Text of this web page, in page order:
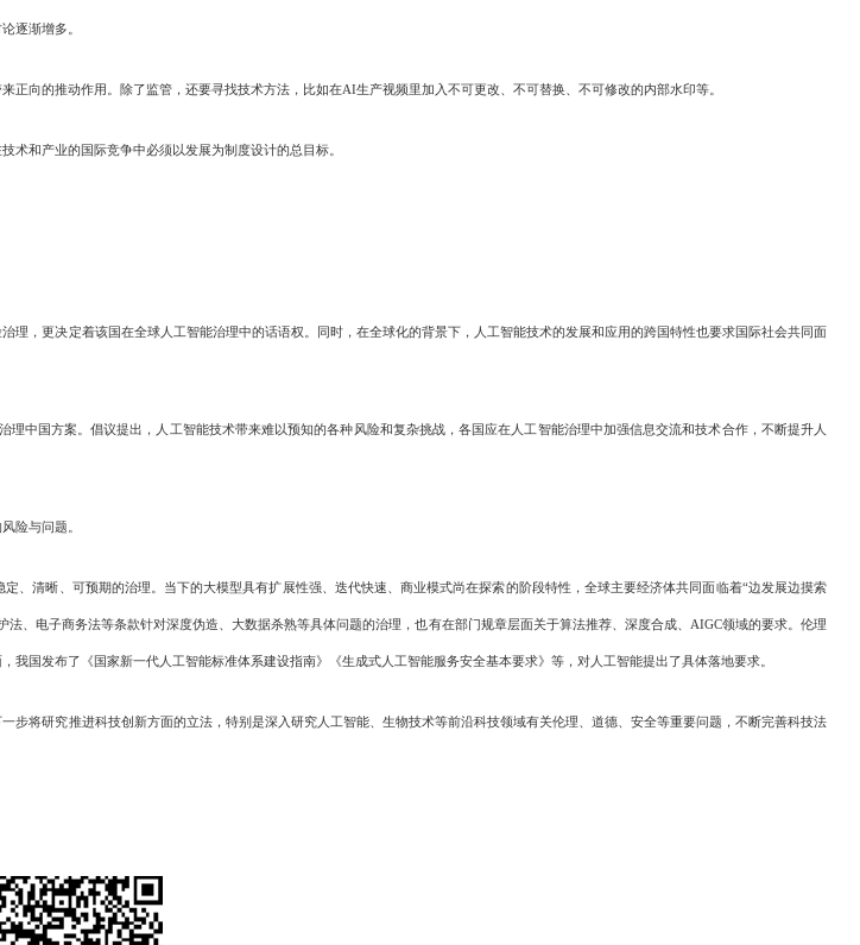
逐渐增多。
的推动作用。除了监管，还要寻找技术方法，比如在AI生产视频里加入不可更改、不可替换、不可修改的内部水印等。
和产业的国际竞争中必须以发展为制度设计的总目标。
更决定着该国在全球人工智能治理中的话语权。同时，在全球化的背景下，人工智能技术的发展和应用的跨国特性也要求国际社会共同面
国方案。倡议提出，人工智能技术带来难以预知的各种风险和复杂挑战，各国应在人工智能治理中加强信息交流和技术合作，不断提升人
险与问题。
清晰、可预期的治理。当下的大模型具有扩展性强、迭代快速、商业模式尚在探索的阶段特性，全球主要经济体共同面临着“边发展边摸索
、电子商务法等条款针对深度伪造、大数据杀熟等具体问题的治理，也有在部门规章层面关于算法推荐、深度合成、AIGC领域的要求。伦理
国发布了《国家新一代人工智能标准体系建设指南》《生成式人工智能服务安全基本要求》等，对人工智能提出了具体落地要求。
研究推进科技创新方面的立法，特别是深入研究人工智能、生物技术等前沿科技领域有关伦理、道德、安全等重要问题，不断完善科技法